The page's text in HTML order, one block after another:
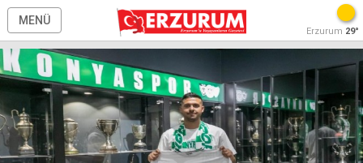
MENÜ
Erzurum 29°